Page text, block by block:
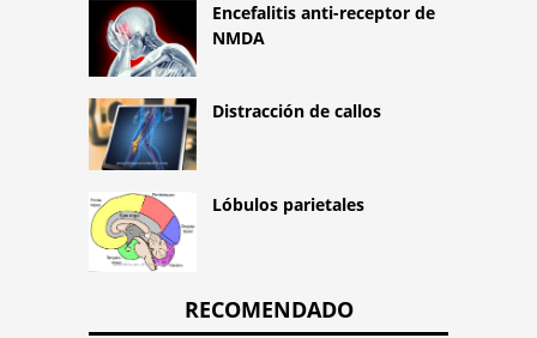
Encefalitis anti-receptor de
NMDA
Distracción de callos
Lóbulos parietales
RECOMENDADO